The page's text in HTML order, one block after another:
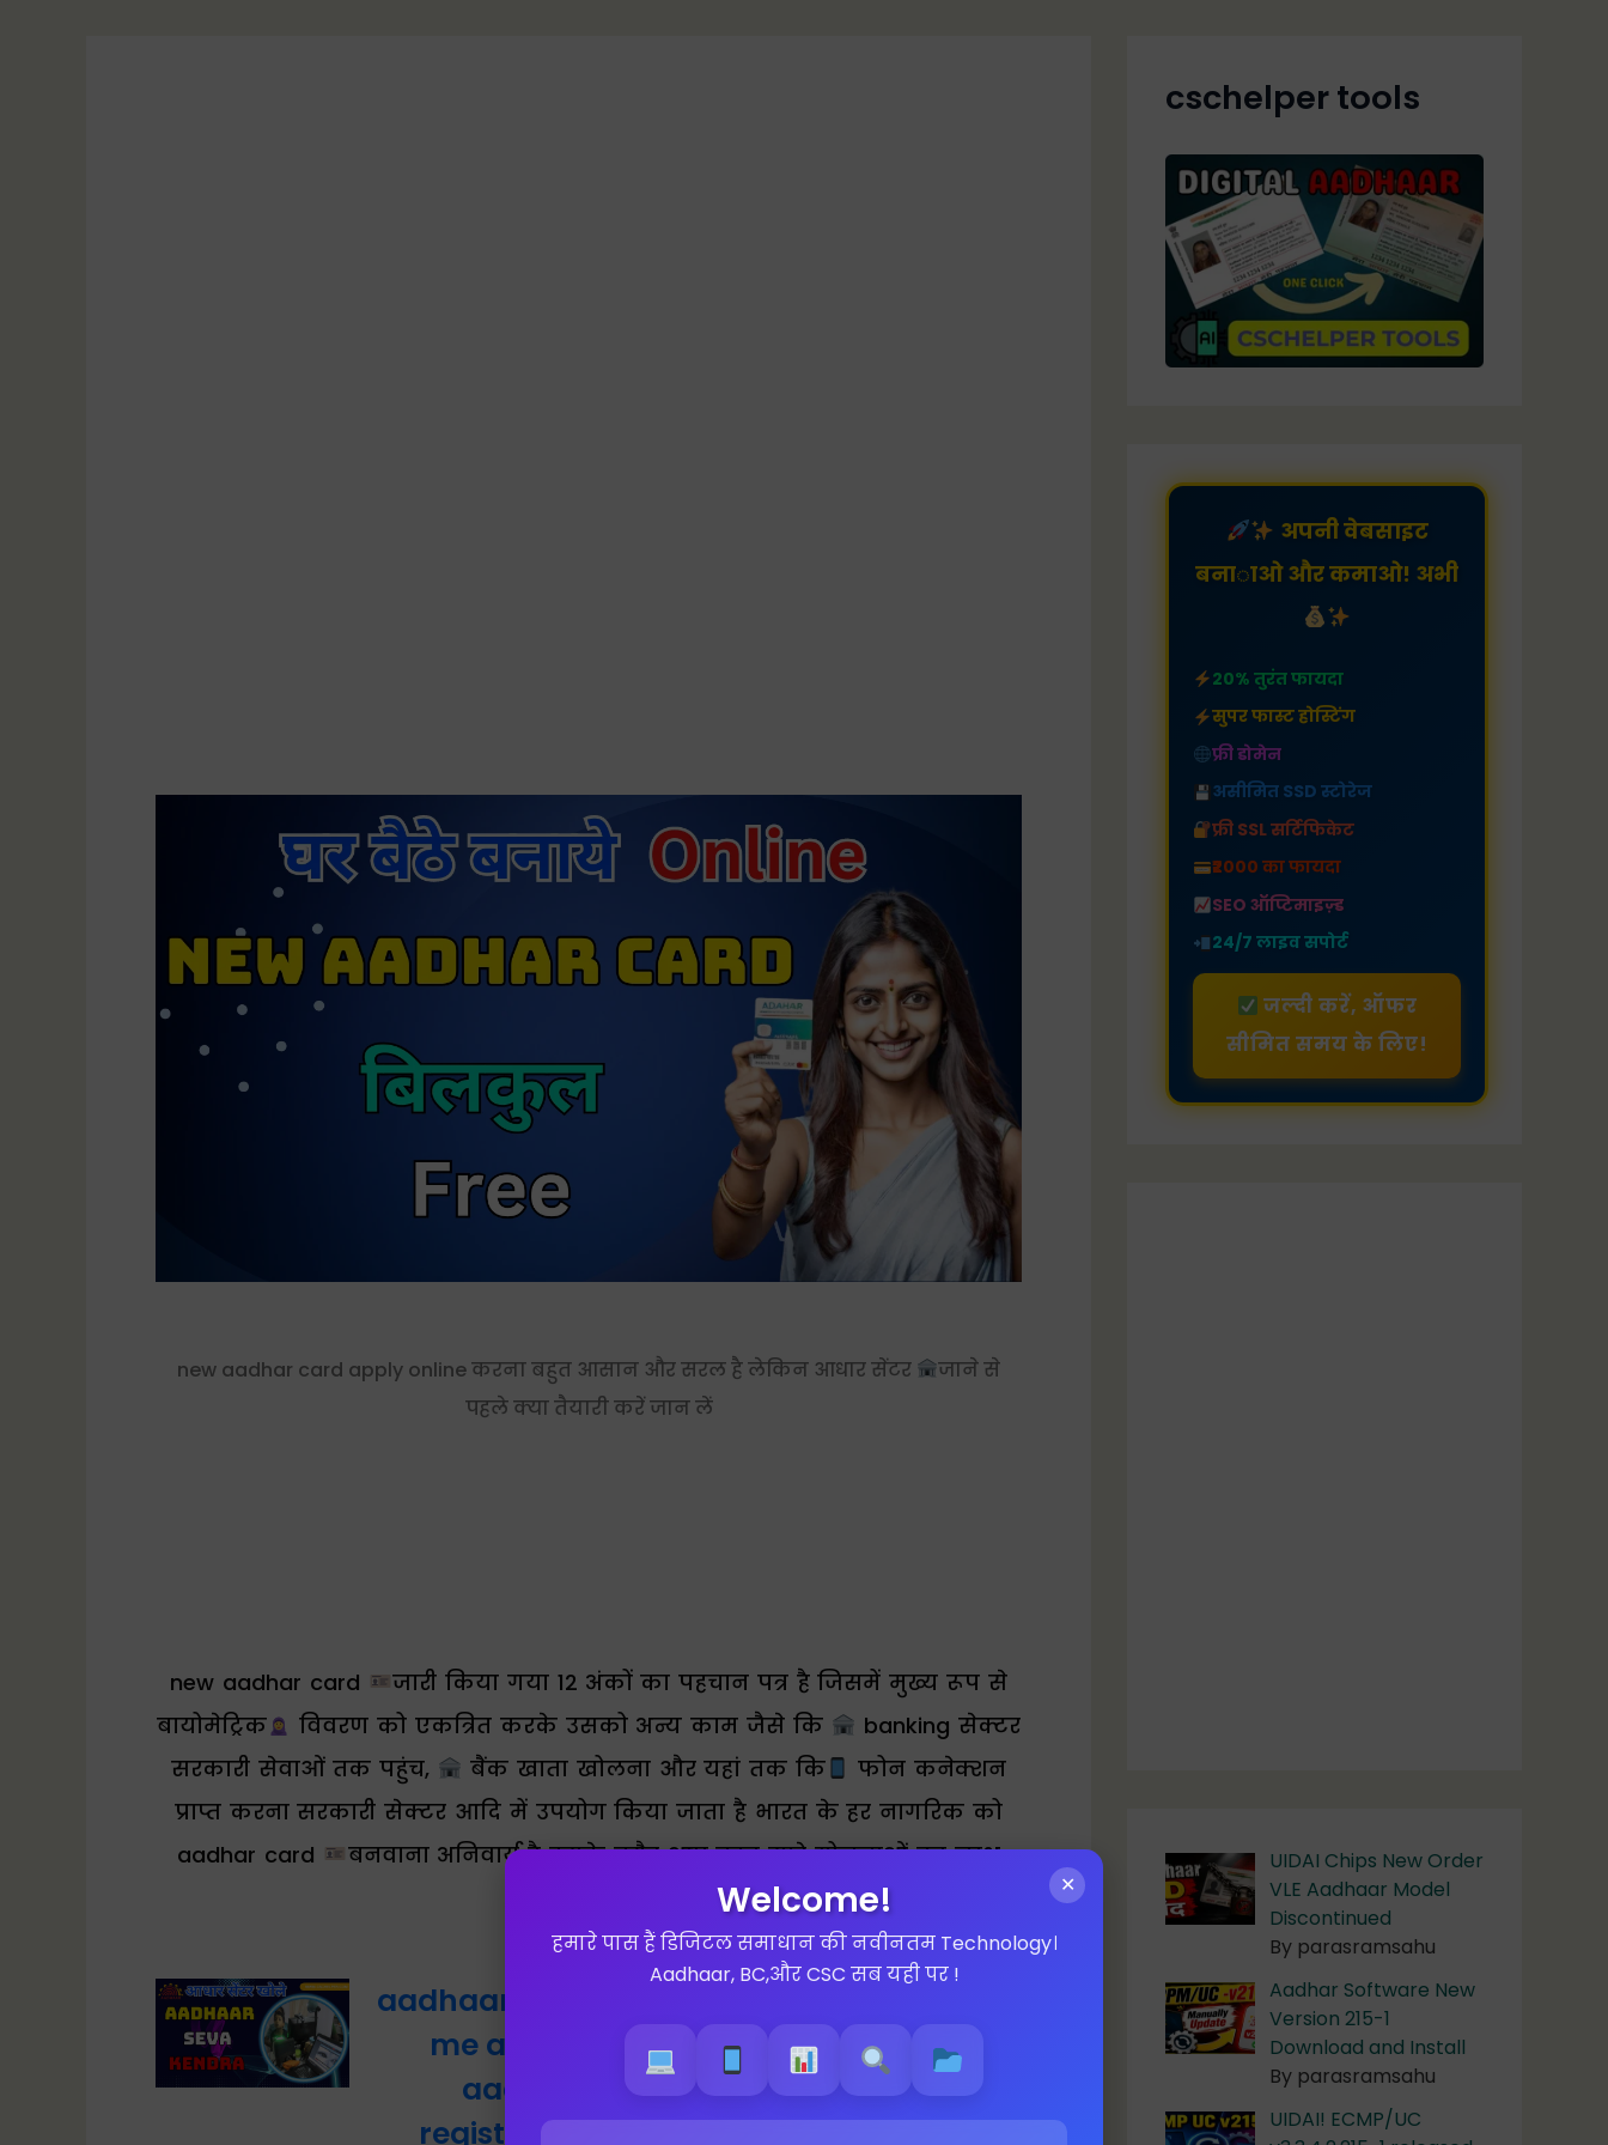
✕
Welcome!
हमारे पास हैं डिजिटल समाधान की नवीनतम Technology।
Aadhaar, BC,और CSC सब यही पर !
new aadhar card apply online करना बहुत आसान और सरल है लेकिन आधार सेंटर
जाने से
पहले क्या तैयारी करें जान लें
new aadhar card
जारी किया गया 12 अंकों का पहचान पत्र है जिसमें मुख्य रूप से
बायोमेट्रिक
विवरण को एकत्रित करके उसको अन्य काम जैसे कि
banking सेक्टर
सरकारी सेवाओं तक पहुंच,
बैंक खाता खोलना और यहां तक ​​कि
फोन कनेक्शन
प्राप्त करना सरकारी सेक्टर आदि में उपयोग किया जाता है भारत के हर नागरिक को
aadhar card
बनवाना अनिवार्य है इसके बगैर आप बहुत सारे योजनाओं का लाभ
aadhaar seva kendra near
me aadhaar center,
aadhaar center
registration, aadhaar
cschelper tools
अपनी वेबसाइट
बनाओ और कमाओ! अभी
20% तुरंत फायदा
सुपर फास्ट होस्टिंग
फ्री डोमेन
असीमित SSD स्टोरेज
फ्री SSL सर्टिफिकेट
₹2000 का फायदा
SEO ऑप्टिमाइज़्ड
24/7 लाइव सपोर्ट
जल्दी करें, ऑफर
सीमित समय के लिए!
UIDAI Chips New Order
VLE Aadhaar Model
Discontinued
By parasramsahu
Aadhar Software New
Version 215-1
Download and Install
By parasramsahu
UIDAI! ECMP/UC